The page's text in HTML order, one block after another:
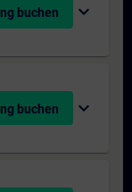
buchen expand_more
buchen expand_more